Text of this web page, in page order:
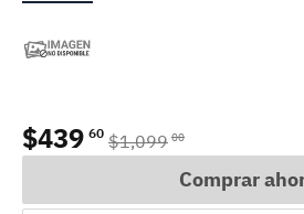
$439 60 $1,099 00
Comprar